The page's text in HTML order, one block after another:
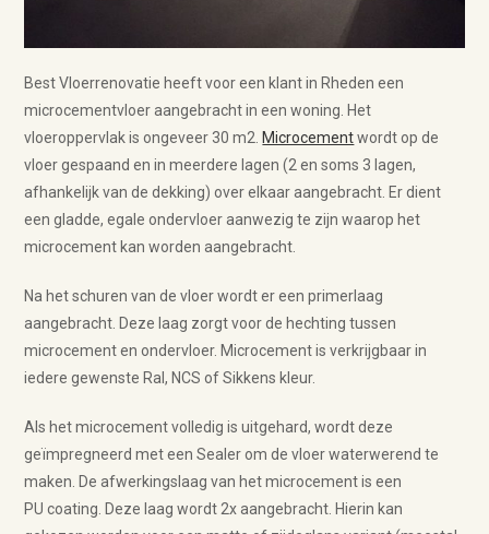
Best Vloerrenovatie heeft voor een klant in Rheden een
microcementvloer aangebracht in een woning. Het
vloeroppervlak is ongeveer 30 m2.Microcementwordt op de
vloer gespaand en in meerdere lagen (2 en soms 3 lagen,
afhankelijk van de dekking) over elkaar aangebracht. Er dient
een gladde, egale ondervloer aanwezig te zijn waarop het
microcement kan worden aangebracht.
Na het schuren van de vloer wordt er een primerlaag
aangebracht. Deze laag zorgt voor de hechting tussen
microcement en ondervloer. Microcement is verkrijgbaar in
iedere gewenste Ral, NCS of Sikkens kleur.
Als het microcement volledig is uitgehard, wordt deze
geïmpregneerd met een Sealer om de vloer waterwerend te
maken. De afwerkingslaag van het microcement is een
PU coating. Deze laag wordt 2x aangebracht. Hierin kan